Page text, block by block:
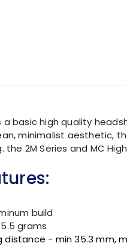
a basic high quality
minimalist aesthetic,
the 2M Series and MC
build
grams
distance - min 35.3 mm,